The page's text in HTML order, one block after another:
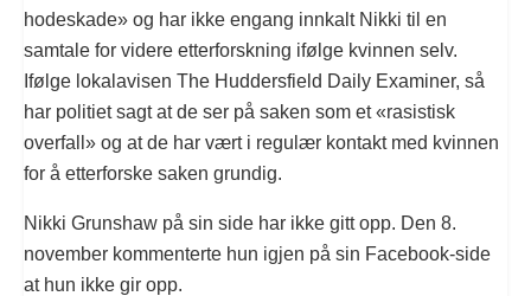
hodeskade» og har ikke engang innkalt Nikki til en
samtale for videre etterforskning ifølge kvinnen selv.
Ifølge lokalavisen The Huddersfield Daily Examiner, så
har politiet sagt at de ser på saken som et «rasistisk
overfall» og at de har vært i regulær kontakt med kvinnen
for å etterforske saken grundig.
Nikki Grunshaw på sin side har ikke gitt opp. Den 8.
november kommenterte hun igjen på sin Facebook-side
at hun ikke gir opp.